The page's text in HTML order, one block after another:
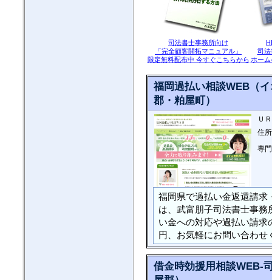
司法書士事務所向け
「完全顧客開拓マニュアル」
限定無料配布中 今すぐこちらから
司法
ホー
福岡過払い相談WEB（
郡・粕屋町）
Ｕ
住所
専
福岡県で過払い金返還請求
は、武富朋子司法書士事
い金への対応や過払い請
円、お気軽にお問い合わせ
借金時効援用相談WEB-